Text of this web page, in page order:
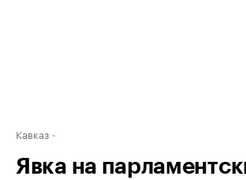
Кавказ
Явка на